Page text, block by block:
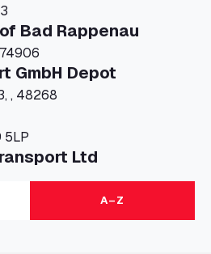
Bad Rappenau
GmbH Depot
Otto-Hahn-Straße 3, , 48268
5LP
Ltd
ME11 5GA
Parking
41334
A–Z